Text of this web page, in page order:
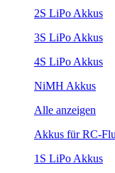
2S LiPo Akkus
3S LiPo Akkus
4S LiPo Akkus
NiMH Akkus
Alle anzeigen
Akkus für RC-
1S LiPo Akkus